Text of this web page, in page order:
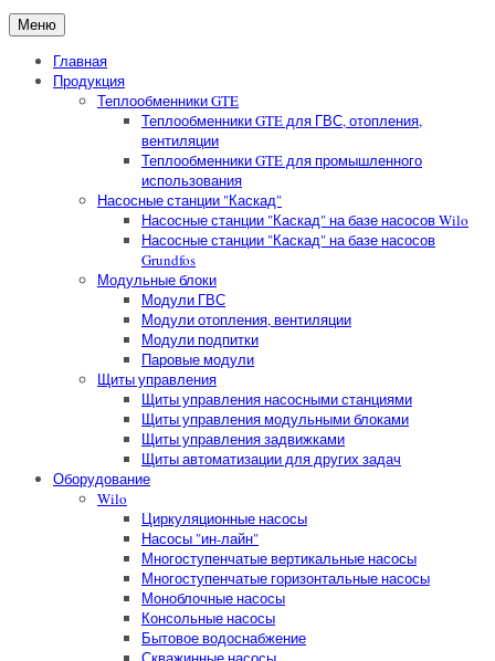
Меню
Главная
Продукция
Теплообменники GTE
Теплообменники GTE для ГВС, отопления,
вентиляции
Теплообменники GTE для промышленного
использования
Насосные станции "Каскад"
Насосные станции "Каскад" на базе насосов Wilo
Насосные станции "Каскад" на базе насосов
Grundfos
Модульные блоки
Модули ГВС
Модули отопления, вентиляции
Модули подпитки
Паровые модули
Щиты управления
Щиты управления насосными станциями
Щиты управления модульными блоками
Щиты управления задвижками
Щиты автоматизации для других задач
Оборудование
Wilo
Циркуляционные насосы
Насосы "ин-лайн"
Многоступенчатые вертикальные насосы
Многоступенчатые горизонтальные насосы
Моноблочные насосы
Консольные насосы
Бытовое водоснабжение